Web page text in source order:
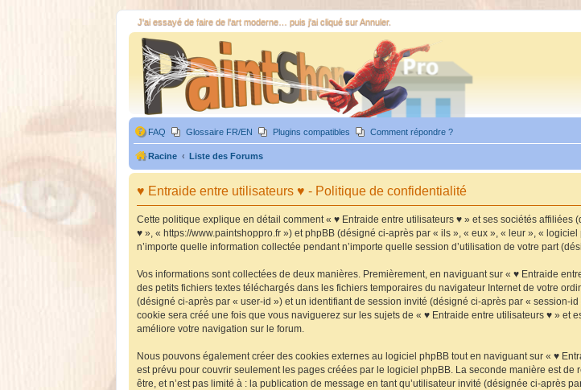
J'ai essayé de faire de l'art moderne… puis j'ai cliqué sur Annuler.
FAQ Glossaire FR/EN Plugins compatibles Comment répondre ?
Racine Liste des Forums
♥ Entraide entre utilisateurs ♥ - Politique de confidentialité
Cette politique explique en détail comment « ♥ Entraide entre utilisateurs ♥ » et ses sociétés
♥ », « https://www.paintshoppro.fr ») et phpBB (désigné ci-après par « ils », « eux », « leur », «
n’importe quelle information collectée pendant n’importe quelle session d’utilisation de votre part
Vos informations sont collectées de deux manières. Premièrement, en naviguant sur « ♥ Entraide
des petits fichiers textes téléchargés dans les fichiers temporaires du navigateur Internet de votre
(désigné ci-après par « user-id ») et un identifiant de session invité (désigné ci-après par « session-
cookie sera créé une fois que vous naviguerez sur les sujets de « ♥ Entraide entre utilisateurs ♥ » et
améliore votre navigation sur le forum.
Nous pouvons également créer des cookies externes au logiciel phpBB tout en naviguant sur « ♥
est prévu pour couvrir seulement les pages créées par le logiciel phpBB. La seconde manière est
être, et n’est pas limité à : la publication de message en tant qu’utilisateur invité (désignée ci-après